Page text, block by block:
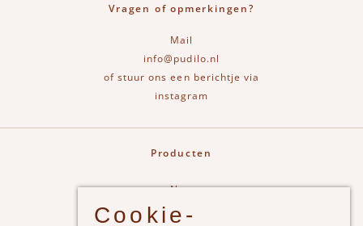
Vragen of opmerkingen?
Mail
info@pudilo.nl
of stuur ons een berichtje via
instagram
Producten
New
Jongens
Cookie-